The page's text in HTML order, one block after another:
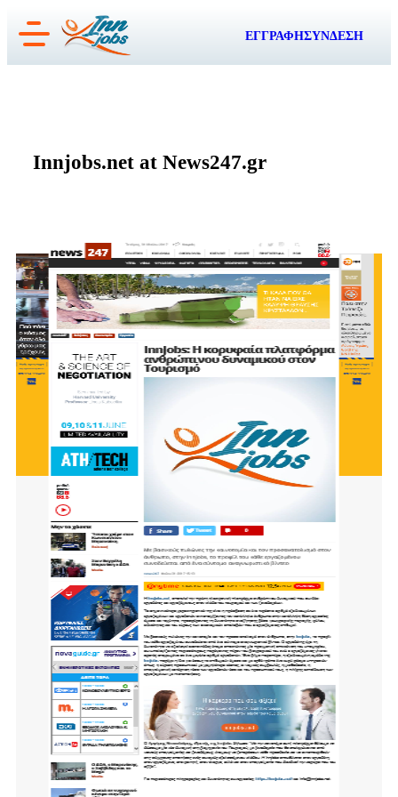
στο
ΕΓΓΡΑΦΗΣΥΝΔΕΣΗ
Innjobs.net at News247.gr